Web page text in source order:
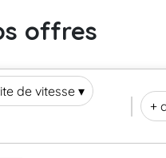
offres
de vitesse ▾
+